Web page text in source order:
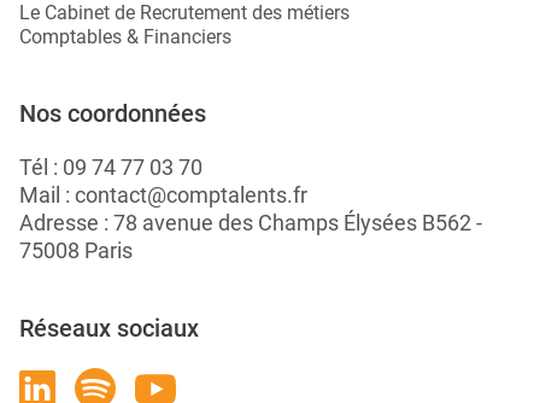
Le Cabinet de Recrutement des métiers
Comptables & Financiers
Nos coordonnées
Tél : 09 74 77 03 70
Mail : contact@comptalents.fr
Adresse : 78 avenue des Champs Élysées B562 -
75008 Paris
Réseaux sociaux